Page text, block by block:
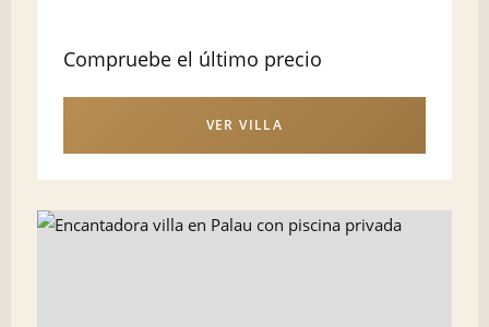
Compruebe el último precio
VER VILLA